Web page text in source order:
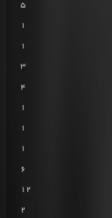
5
1
1
3
4
1
1
1
6
12
2